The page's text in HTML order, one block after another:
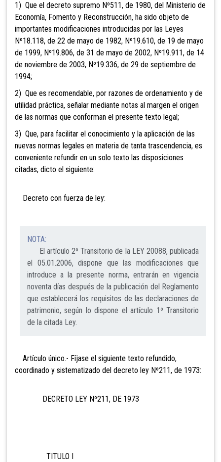
1) Que el decreto supremo Nº511, de 1980, del Ministerio de
Economía, Fomento y Reconstrucción, ha sido objeto de
importantes modificaciones introducidas por las Leyes
Nº18.118, de 22 de mayo de 1982, Nº19.610, de 19 de mayo
de 1999, Nº19.806, de 31 de mayo de 2002, Nº19.911, de 14
de noviembre de 2003, Nº19.336, de 29 de septiembre de
1994;
2) Que es recomendable, por razones de ordenamiento y de
utilidad práctica, señalar mediante notas al margen el origen
de las normas que conforman el presente texto legal;
3) Que, para facilitar el conocimiento y la aplicación de las
nuevas normas legales en materia de tanta trascendencia, es
conveniente refundir en un solo texto las disposiciones
citadas, dicto el siguiente:
Decreto con fuerza de ley:
NOTA:
El artículo 2º Transitorio de la LEY 20088, publicada
el 05.01.2006, dispone que las modificaciones que
introduce a la presente norma, entrarán en vigencia
noventa días después de la publicación del Reglamento
que establecerá los requisitos de las declaraciones de
patrimonio, según lo dispone el artículo 1º Transitorio
de la citada Ley.
Artículo único.- Fíjase el siguiente texto refundido,
coordinado y sistematizado del decreto ley Nº211, de 1973:
DECRETO LEY Nº211, DE 1973
TITULO I